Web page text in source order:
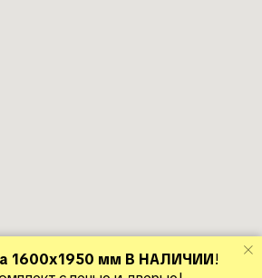
1600х1950 мм В НАЛИЧИИ!